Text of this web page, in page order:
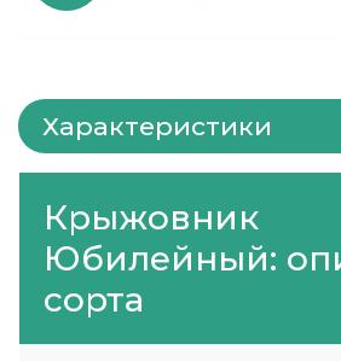
Характеристики
Крыжовник
Юбилейный:
сорта